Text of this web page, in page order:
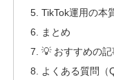
TikTok運用の本
まとめ
💡 おすすめの記
よくある質問（